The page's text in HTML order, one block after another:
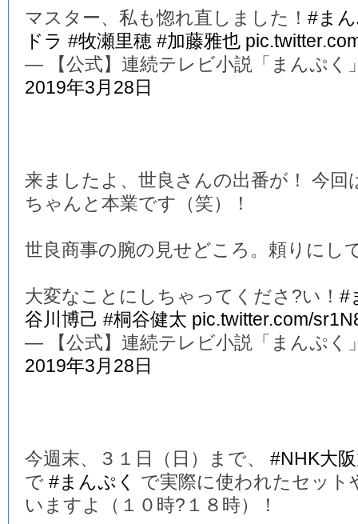
マスター、私も惚れ直しました！ #ま
ドラ #牧瀬里穂 #加藤雅也
— 【公式】連続テレビ小説「まんぷく
2019年3月28日
来ましたよ、世良さんの出番が！ 今回
ちゃんと本業です（笑）！
世良商事の腕の見せどころ。頼りにし
大変なことにしちゃってくださ?い！ #
谷川博己 #桐谷健太 pic.twitter.com/
— 【公式】連続テレビ小説「まんぷく
2019年3月28日
今週末、３１日（日）まで、 #NHK大
で #まんぷく
で実際に使われたセット
いますよ（１０時?１８時）！